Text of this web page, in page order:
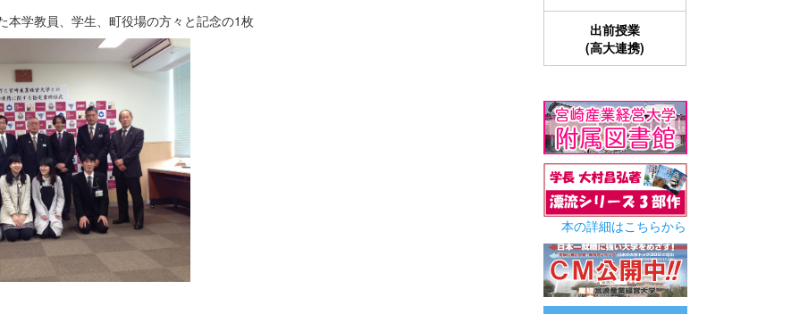
学教員、学生、町役場の方々と記念の1枚
出前授業
(高大連携)
本の詳細はこちらから